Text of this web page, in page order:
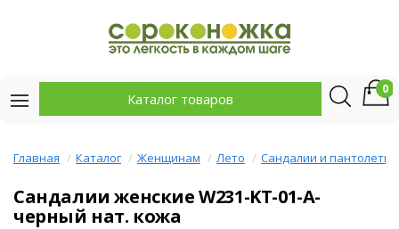
Каталог товаров
0
Главная Каталог Женщинам Лето Сандалии и пантолеты
Сандалии женские W231-KT-01-A-
черный нат. кожа